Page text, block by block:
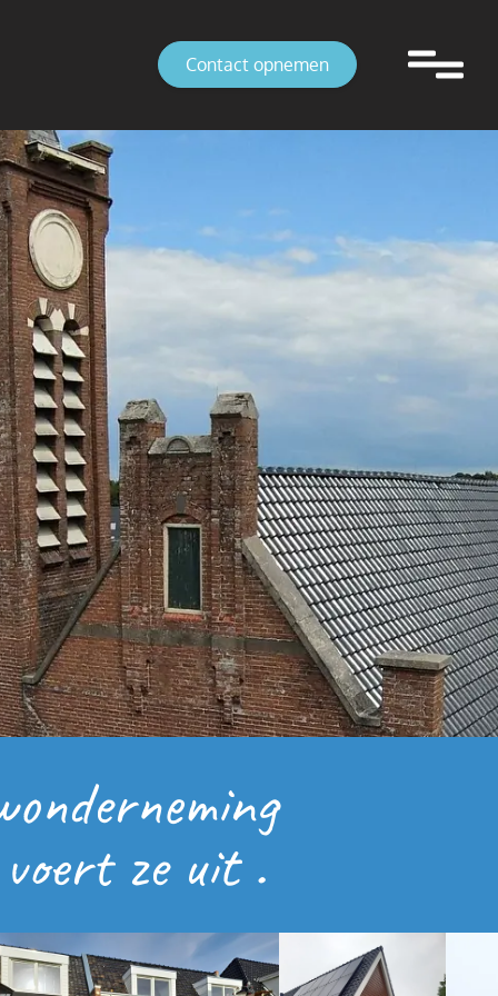
Contact opnemen
ze uit .